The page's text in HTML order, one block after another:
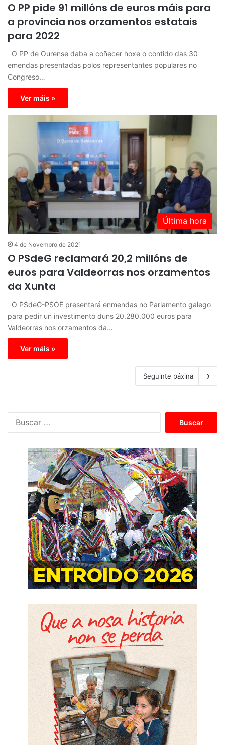
O PP pide 91 millóns de euros máis para
a provincia nos orzamentos estatais
para 2022
O PP de Ourense daba a coñecer hoxe o contido das 30
emendas presentadas polos representantes populares no
Congreso…
Ver máis »
Última hora
4 de Novembro de 2021
O PSdeG reclamará 20,2 millóns de
euros para Valdeorras nos orzamentos
da Xunta
O PSdeG-PSOE presentará enmendas no Parlamento galego
para pedir un investimento duns 20.280.000 euros para
Valdeorras nos orzamentos da…
Ver máis »
Seguinte páxina
c
a
r
: